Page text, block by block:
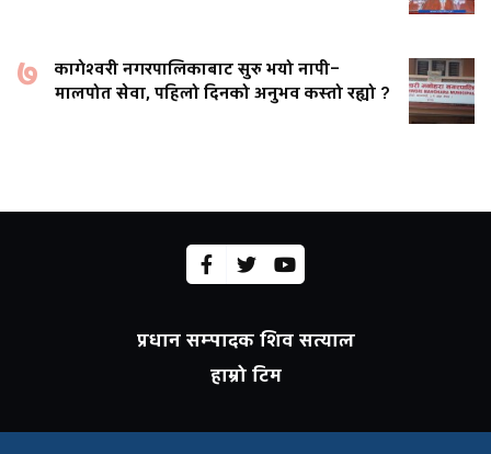
७
कागेश्वरी नगरपालिकाबाट सुरु भयो नापी–
मालपोत सेवा, पहिलो दिनको अनुभव कस्तो रह्यो ?
प्रधान सम्पादक शिव सत्याल
हाम्रो टिम